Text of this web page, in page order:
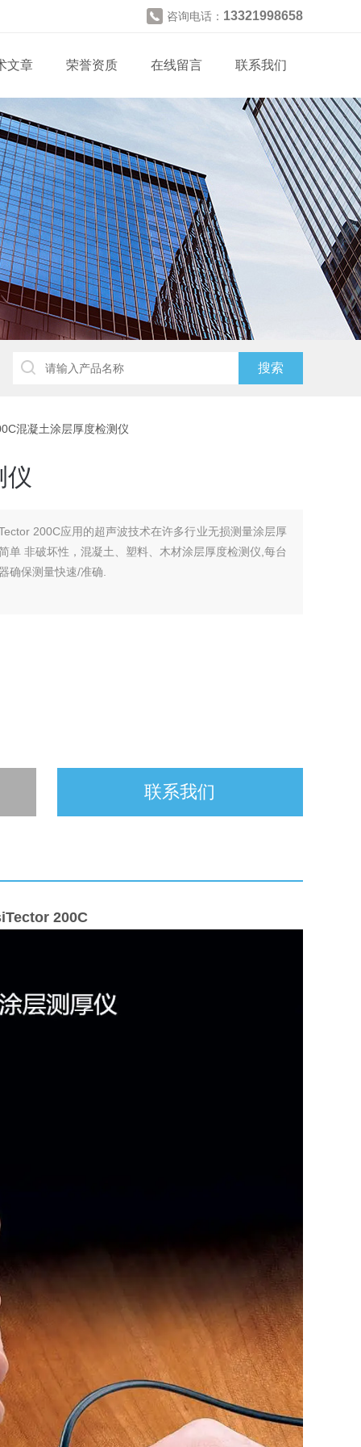
咨询电话： 13321998658
文章 荣誉资质 在线留言 联系我们
混凝土涂层厚度检测仪
仪
200C应用的超声波技术在许多行业无损测量涂层厚
单 非破坏性，混凝土、塑料、木材涂层厚度检测仪,每台
确保测量快速/准确.
联系我们
200C